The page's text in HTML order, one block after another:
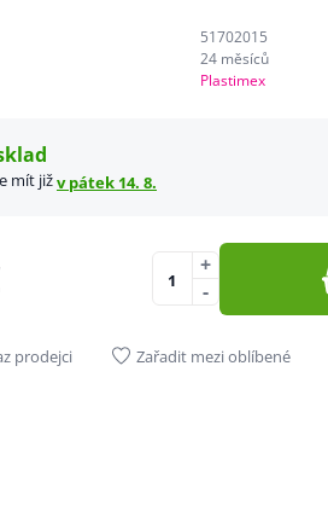
51702015
24 měsíců
Plastimex
mít jižv pátek 14. 8.
-
+
prodejci Zařadit mezi oblíbené